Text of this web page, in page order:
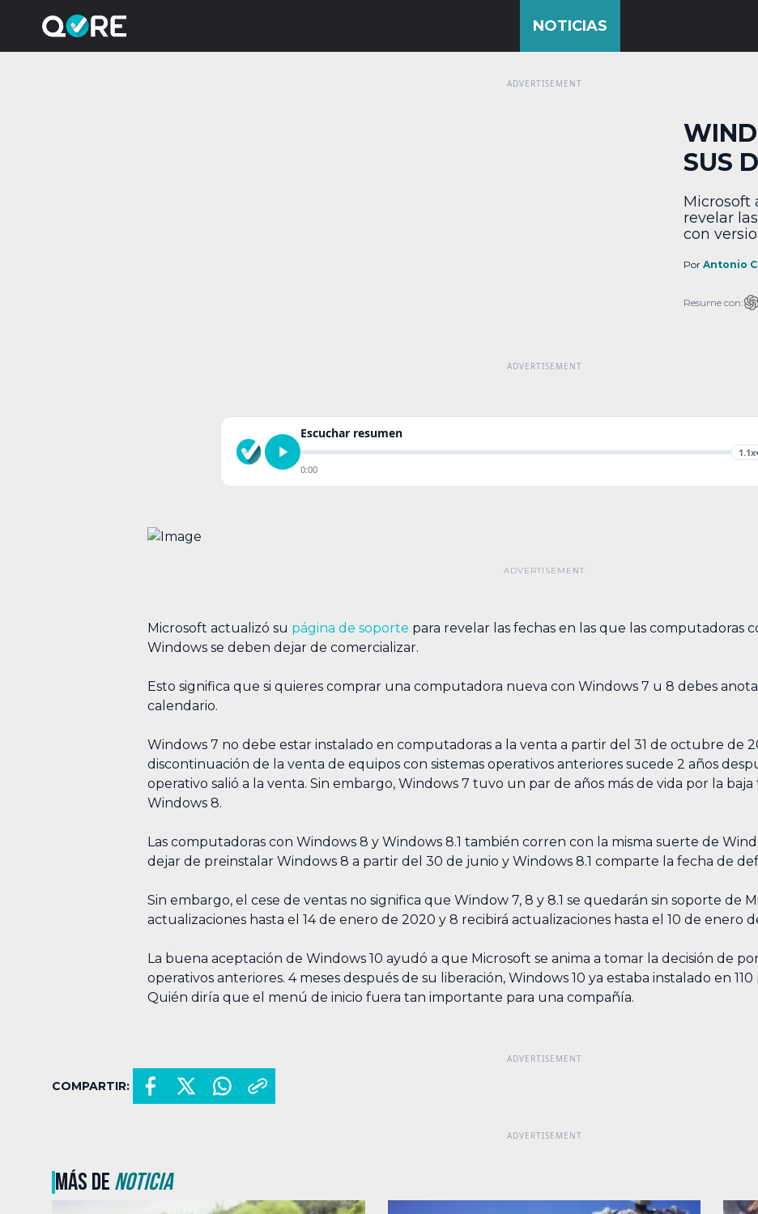
SUS
Microsoft
revelar
con
quieres
en
Por Antonio
Resume con:
Escuchar resumen
1.1x▾
0:00
Microsoft actualizó su página de soporte para revelar las fechas en las que las computadoras
Windows se deben dejar de comercializar.
Esto significa que si quieres comprar una computadora nueva con Windows 7 u 8 debes
calendario.
Windows 7 no debe estar instalado en computadoras a la venta a partir del 31 de octubre de
discontinuación de la venta de equipos con sistemas operativos anteriores sucede 2 años
operativo salió a la venta. Sin embargo, Windows 7 tuvo un par de años más de vida por la
Windows 8.
Las computadoras con Windows 8 y Windows 8.1 también corren con la misma suerte de
dejar de preinstalar Windows 8 a partir del 30 de junio y Windows 8.1 comparte la fecha de
Sin embargo, el cese de ventas no significa que Window 7, 8 y 8.1 se quedarán sin soporte de
actualizaciones hasta el 14 de enero de 2020 y 8 recibirá actualizaciones hasta el 10 de enero
La buena aceptación de Windows 10 ayudó a que Microsoft se anima a tomar la decisión de
operativos anteriores. 4 meses después de su liberación, Windows 10 ya estaba instalado en
Quién diría que el menú de inicio fuera tan importante para una compañía.
COMPARTIR:
MÁS DENOTICIA